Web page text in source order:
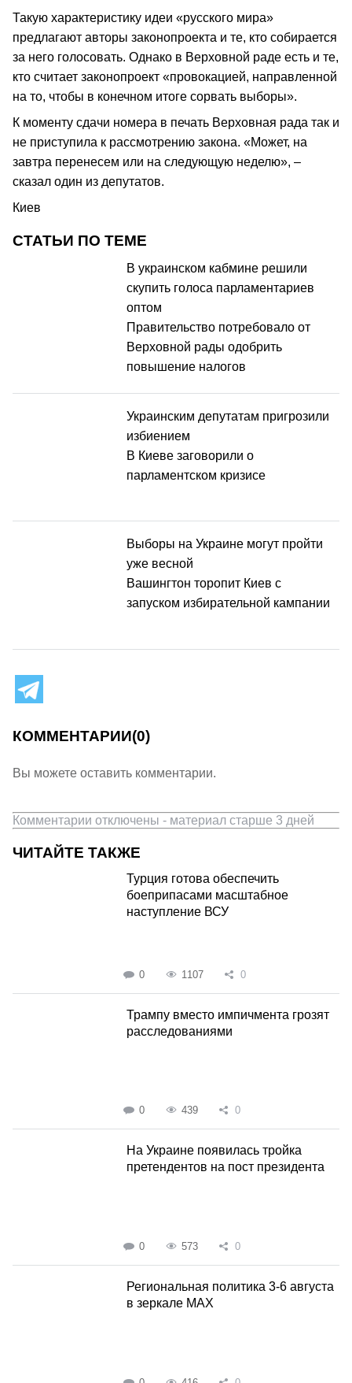
Такую характеристику идеи «русского мира»
предлагают авторы законопроекта и те, кто собирается
за него голосовать. Однако в Верховной раде есть и те,
кто считает законопроект «провокацией, направленной
на то, чтобы в конечном итоге сорвать выборы».
К моменту сдачи номера в печать Верховная рада так и
не приступила к рассмотрению закона. «Может, на
завтра перенесем или на следующую неделю», –
сказал один из депутатов.
Киев
СТАТЬИ ПО ТЕМЕ
В украинском кабмине решили
скупить голоса парламентариев
оптом
Правительство потребовало от
Верховной рады одобрить
повышение налогов
Украинским депутатам пригрозили
избиением
В Киеве заговорили о
парламентском кризисе
Выборы на Украине могут пройти
уже весной
Вашингтон торопит Киев с
запуском избирательной кампании
КОММЕНТАРИИ(0)
Вы можете оставить комментарии.
Комментарии отключены - материал старше 3 дней
ЧИТАЙТЕ ТАКЖЕ
Турция готова обеспечить
боеприпасами масштабное
наступление ВСУ
0 1107 0
Трампу вместо импичмента грозят
расследованиями
0 439 0
На Украине появилась тройка
претендентов на пост президента
0 573 0
Региональная политика 3-6 августа
в зеркале MAX